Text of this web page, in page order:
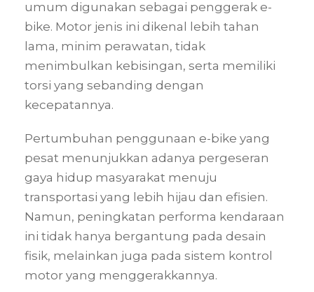
umum digunakan sebagai penggerak e-
bike. Motor jenis ini dikenal lebih tahan
lama, minim perawatan, tidak
menimbulkan kebisingan, serta memiliki
torsi yang sebanding dengan
kecepatannya.
Pertumbuhan penggunaan e-bike yang
pesat menunjukkan adanya pergeseran
gaya hidup masyarakat menuju
transportasi yang lebih hijau dan efisien.
Namun, peningkatan performa kendaraan
ini tidak hanya bergantung pada desain
fisik, melainkan juga pada sistem kontrol
motor yang menggerakkannya.